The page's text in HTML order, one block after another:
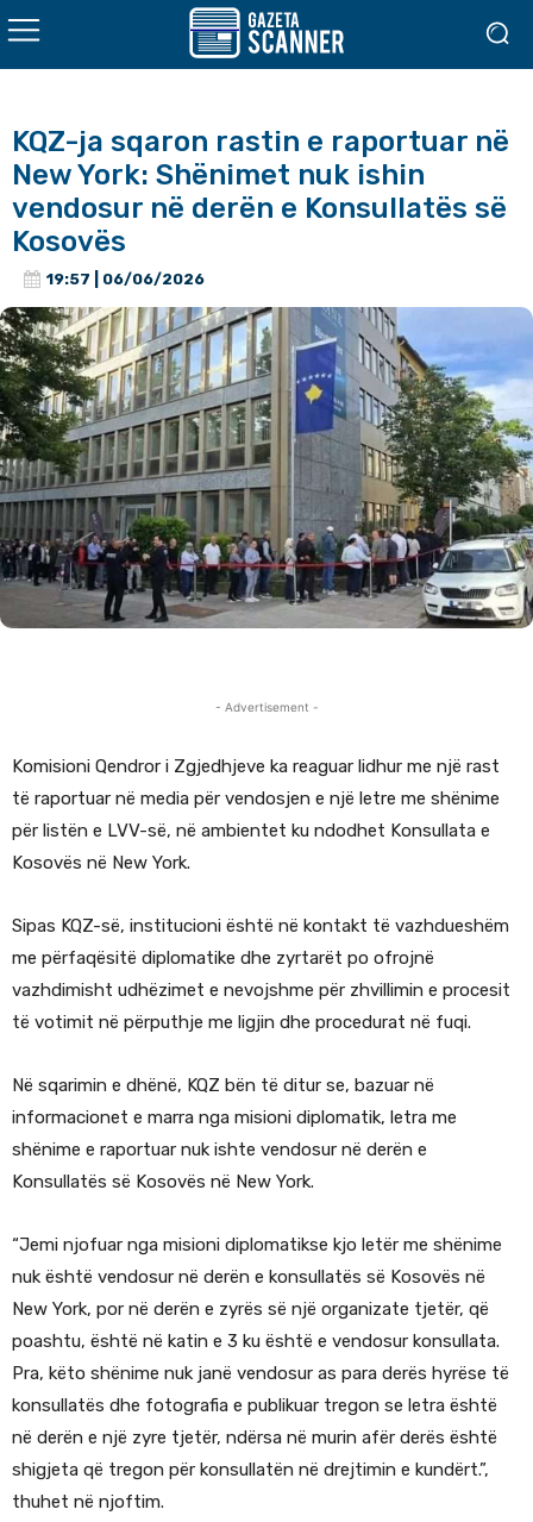
KQZ-ja sqaron rastin e raportuar në
New York: Shënimet nuk ishin
vendosur në derën e Konsullatës së
Kosovës
19:57 | 06/06/2026
- Advertisement -
Komisioni Qendror i Zgjedhjeve ka reaguar lidhur me një rast
të raportuar në media për vendosjen e një letre me shënime
për listën e LVV-së, në ambientet ku ndodhet Konsullata e
Kosovës në New York.
Sipas KQZ-së, institucioni është në kontakt të vazhdueshëm
me përfaqësitë diplomatike dhe zyrtarët po ofrojnë
vazhdimisht udhëzimet e nevojshme për zhvillimin e procesit
të votimit në përputhje me ligjin dhe procedurat në fuqi.
Në sqarimin e dhënë, KQZ bën të ditur se, bazuar në
informacionet e marra nga misioni diplomatik, letra me
shënime e raportuar nuk ishte vendosur në derën e
Konsullatës së Kosovës në New York.
“Jemi njofuar nga misioni diplomatikse kjo letër me shënime
nuk është vendosur në derën e konsullatës së Kosovës në
New York, por në derën e zyrës së një organizate tjetër, që
poashtu, është në katin e 3 ku është e vendosur konsullata.
Pra, këto shënime nuk janë vendosur as para derës hyrëse të
konsullatës dhe fotografia e publikuar tregon se letra është
në derën e një zyre tjetër, ndërsa në murin afër derës është
shigjeta që tregon për konsullatën në drejtimin e kundërt.”,
thuhet në njoftim.